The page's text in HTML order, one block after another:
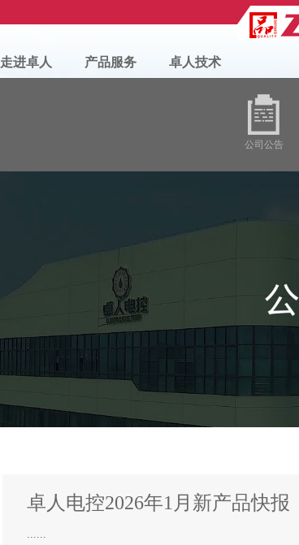
走进卓人 产品服务 卓人技术
公司公告
卓人电控2026年1月新产品快报
......